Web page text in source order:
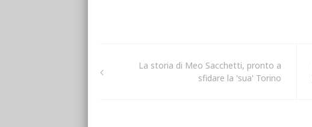
La storia di Meo Sacchetti, pronto a
sfidare la 'sua' Torino